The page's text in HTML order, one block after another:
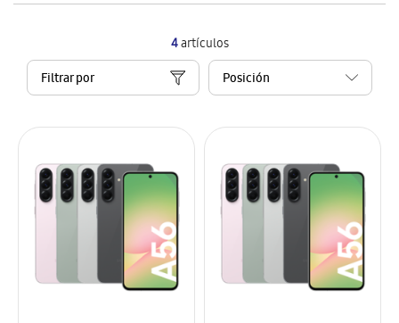
4artículos
Filtrar por